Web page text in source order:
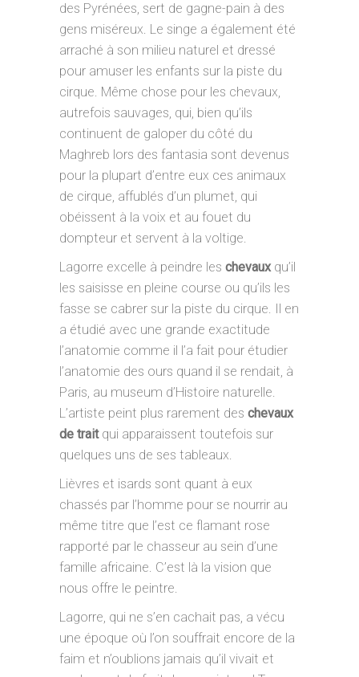
des Pyrénées, sert de gagne-pain à des
gens miséreux. Le singe a également été
arraché à son milieu naturel et dressé
pour amuser les enfants sur la piste du
cirque. Même chose pour les chevaux,
autrefois sauvages, qui, bien qu’ils
continuent de galoper du côté du
Maghreb lors des fantasia sont devenus
pour la plupart d’entre eux ces animaux
de cirque, affublés d’un plumet, qui
obéissent à la voix et au fouet du
dompteur et servent à la voltige.
Lagorre excelle à peindre les chevauxqu’il
les saisisse en pleine course ou qu’ils les
fasse se cabrer sur la piste du cirque. Il en
a étudié avec une grande exactitude
l’anatomie comme il l’a fait pour étudier
l’anatomie des ours quand il se rendait, à
Paris, au museum d’Histoire naturelle.
L’artiste peint plus rarement des chevaux
de trait qui apparaissent toutefois sur
quelques uns de ses tableaux.
Lièvres et isards sont quant à eux
chassés par l’homme pour se nourrir au
même titre que l’est ce flamant rose
rapporté par le chasseur au sein d’une
famille africaine. C’est là la vision que
nous offre le peintre.
Lagorre, qui ne s’en cachait pas, a vécu
une époque où l’on souffrait encore de la
faim et n’oublions jamais qu’il vivait et